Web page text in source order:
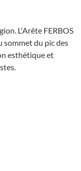
L'Arête FERBOS
du pic des
esthétique et